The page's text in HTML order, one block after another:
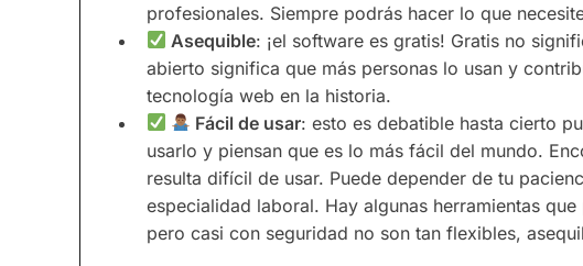
profesionales. Siempre podrás hacer lo que
Asequible: ¡el software es gratis! Gratis no
abierto significa que más personas lo usan y
tecnología web en la historia.
Fácil de usar: esto es debatible hasta cierto
usarlo y piensan que es lo más fácil del mundo.
resulta difícil de usar. Puede depender de tu
especialidad laboral. Hay algunas herramientas
pero casi con seguridad no son tan flexibles,